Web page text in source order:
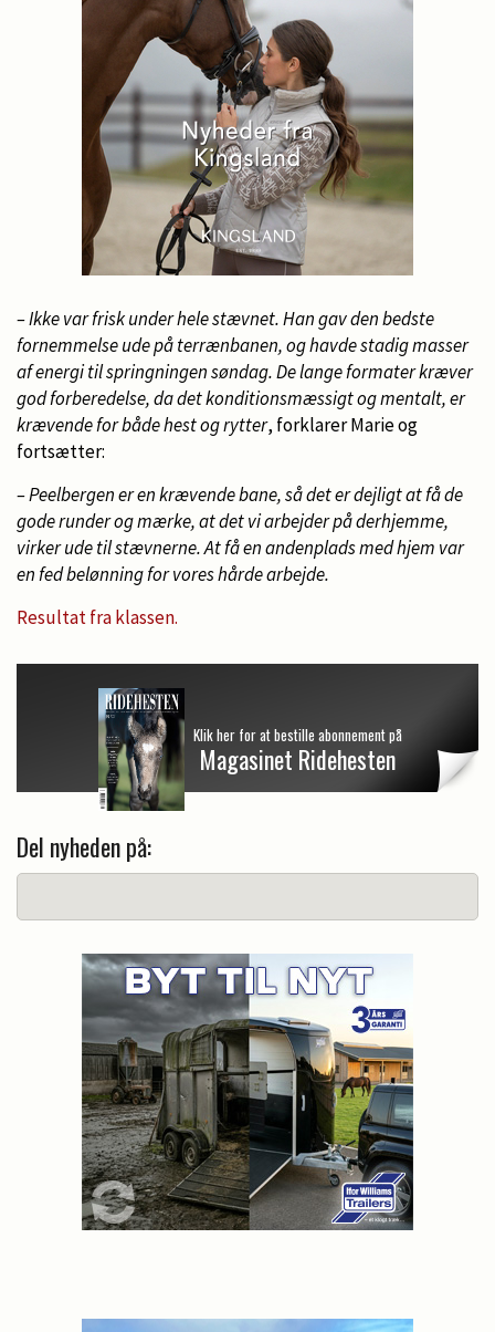
– Ikke var frisk under hele stævnet. Han gav den bedste
fornemmelse ude på terrænbanen, og havde stadig masser
af energi til springningen søndag. De lange formater kræver
god forberedelse, da det konditionsmæssigt og mentalt, er
krævende for både hest og rytter, forklarer Marie og
fortsætter:
– Peelbergen er en krævende bane, så det er dejligt at få de
gode runder og mærke, at det vi arbejder på derhjemme,
virker ude til stævnerne. At få en andenplads med hjem var
en fed belønning for vores hårde arbejde.
Resultat fra klassen.
Klik her for at bestille abonnement på
Magasinet Ridehesten
Del nyheden på: